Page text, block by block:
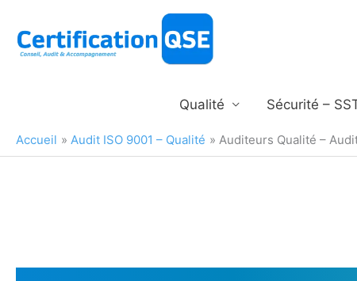
contenu
Qualité Sécurité –
Accueil Audit ISO 9001 – Qualité Auditeurs Qualité –